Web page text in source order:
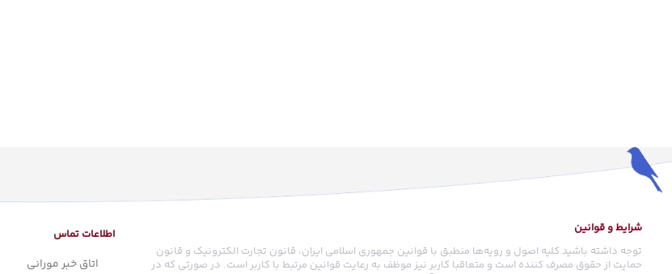
شرایط و قوانین
توجه داشته باشید کلیه اصول و رویه‏‌ها منطبق با قوانین جمهوری اسلامی ایران، قانون تجارت الکترونیک و قانون
حمایت از حقوق مصرف کننده است و متعاقبا کاربر نیز موظف به رعایت قوانین مرتبط با کاربر است. در صورتی که در
اطلاعات تماس
اتاق خبر مورانی